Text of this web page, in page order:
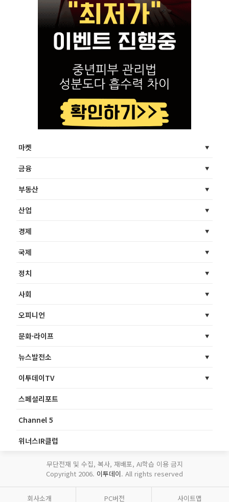
마켓
금융
부동산
산업
경제
국제
정치
사회
오피니언
문화·라이프
뉴스발전소
이투데이TV
스페셜리포트
Channel 5
위너스IR클럽
무단전재 및 수집, 복사, 재배포, AI학습 이용 금지
Copyright 2006. 이투데이. All rights reserved
회사소개 PC버전 사이트맵